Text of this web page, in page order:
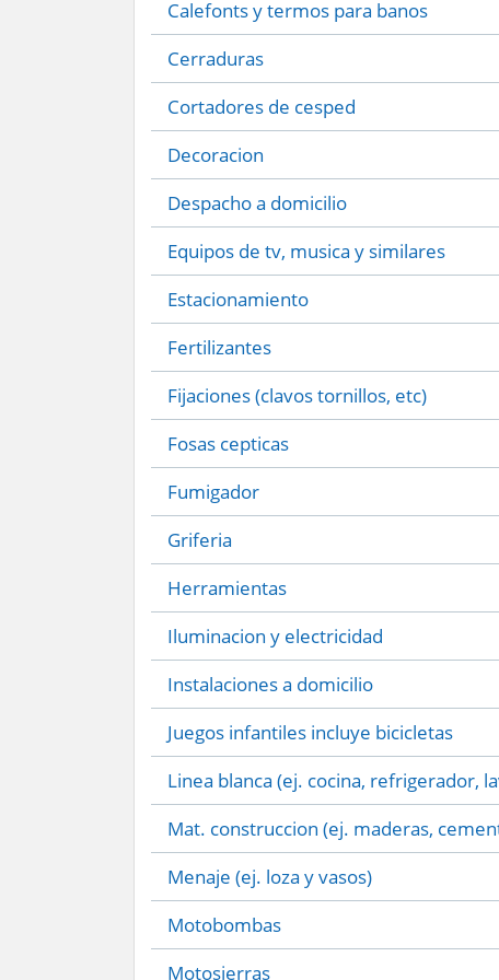
Calefonts y termos para banos
Cerraduras
Cortadores de cesped
Decoracion
Despacho a domicilio
Equipos de tv, musica y similares
Estacionamiento
Fertilizantes
Fijaciones (clavos tornillos, etc)
Fosas cepticas
Fumigador
Griferia
Herramientas
Iluminacion y electricidad
Instalaciones a domicilio
Juegos infantiles incluye bicicletas
Linea blanca (ej. cocina, refrigerador,
Mat. construccion (ej. maderas,
Menaje (ej. loza y vasos)
Motobombas
Motosierras